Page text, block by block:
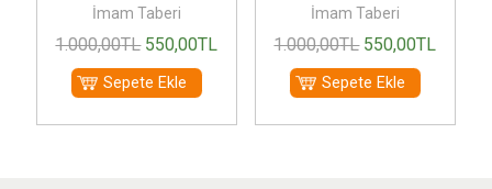
İmam Taberi
1.000,00TL 550,00TL
Sepete Ekle
İmam Taberi
1.000,00TL 550,00TL
Sepete Ekle